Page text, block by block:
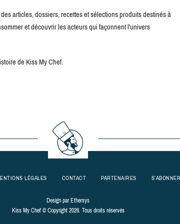
articles, dossiers, recettes et sélections produits destinés à
et découvrir les acteurs qui façonnent l'univers
de Kiss My Chef.
LÉGALES CONTACT PARTENAIRES
Design parEthersys
Kiss My Chef © Copyright 2026. Tous droits réservés